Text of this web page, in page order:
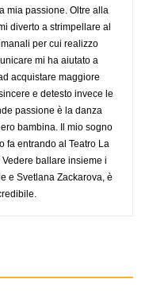
mia passione. Oltre alla
diverto a strimpellare al
per cui realizzo
mi ha aiutato a
acquistare maggiore
e detesto invece le
passione è la danza
bambina. Il mio sogno
fa entrando al Teatro La
ballare insieme i
e Svetlana Zackarova, è